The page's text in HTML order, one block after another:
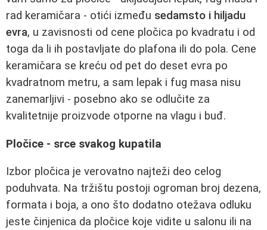
rad keramičara - otići između sedamsto i hiljadu
evra, u zavisnosti od cene pločica po kvadratu i od
toga da li ih postavljate do plafona ili do pola. Cene
keramičara se kreću od pet do deset evra po
kvadratnom metru, a sam lepak i fug masa nisu
zanemarljivi - posebno ako se odlučite za
kvalitetnije proizvode otporne na vlagu i buđ.
Pločice - srce svakog kupatila
Izbor pločica je verovatno najteži deo celog
poduhvata. Na tržištu postoji ogroman broj dezena,
formata i boja, a ono što dodatno otežava odluku
jeste činjenica da pločice koje vidite u salonu ili na